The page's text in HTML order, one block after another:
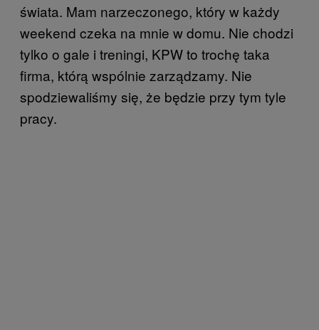
świata. Mam narzeczonego, który w każdy
weekend czeka na mnie w domu. Nie chodzi
tylko o gale i treningi, KPW to trochę taka
firma, którą wspólnie zarządzamy. Nie
spodziewaliśmy się, że będzie przy tym tyle
pracy.